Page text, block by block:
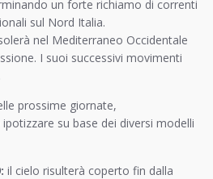
un forte richiamo di correnti
sul Nord Italia.
nel Mediterraneo Occidentale
I suoi successivi movimenti
prossime giornate,
su base dei diversi modelli
il cielo risulterà coperto fin dalla